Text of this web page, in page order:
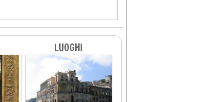
LUOGHI